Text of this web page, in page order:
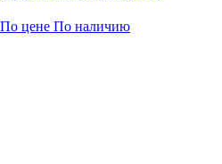
По цене По наличию